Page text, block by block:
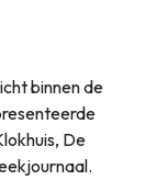
binnen de
De